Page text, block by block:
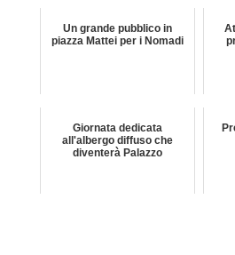
Un grande pubblico in
piazza Mattei per i Nomadi
Giornata dedicata
all'albergo diffuso che
diventerà Palazzo